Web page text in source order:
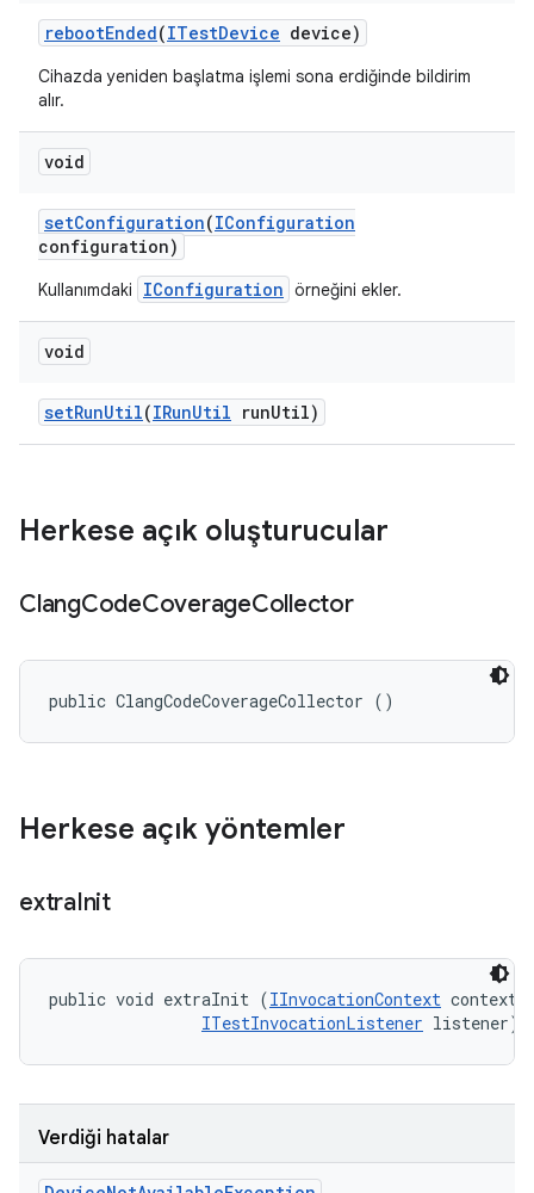
rebootEnded(ITestDevice device)
Cihazda yeniden başlatma işlemi sona erdiğinde bildirim
alır.
void
setConfiguration(IConfiguration
configuration)
Kullanımdaki IConfiguration örneğini ekler.
void
setRunUtil(IRunUtil runUtil)
Herkese açık oluşturucular
ClangCodeCoverageCollector
public ClangCodeCoverageCollector ()
Herkese açık yöntemler
extraInit
public void extraInit (IInvocationContext
ITestInvocationListener listener)
Verdiği hatalar